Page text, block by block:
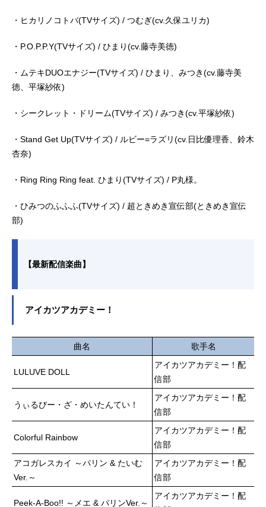
・ヒカリノコトバ(TVサイズ) / つむぎ(cv.久保ユリカ)
・P.O.P.P.Y(TVサイズ) / ひまり(cv.藤寺美徳)
・ムテキDUOエナジー(TVサイズ) / ひまり、みつき(cv.藤寺美
徳、平塚紗依)
・シークレット・ドリーム(TVサイズ) / みつき(cv.平塚紗依)
・Stand Get Up(TVサイズ) / ルビー=ラズリ(cv.日比優理香、鈴木
杏奈)
・Ring Ring Ring feat. ひまり(TVサイズ) / P丸様。
・ひみつのふふふ(TVサイズ) / 超ときめき宣伝部(ときめき宣伝
部)
【最新配信楽曲】
アイカツアカデミー！
曲名 歌手名
LULUVE DOLL
アイカツアカデミー！配
信部
うぃるびー・ざ・めいたんてい！
アイカツアカデミー！配
信部
Colorful Rainbow
アイカツアカデミー！配
信部
アコガレスカイ ～パリン & たいむ
Ver.～
アイカツアカデミー！配
信部
Peek-A-Boo!! ～メエ & パリンVer.～
アイカツアカデミー！配